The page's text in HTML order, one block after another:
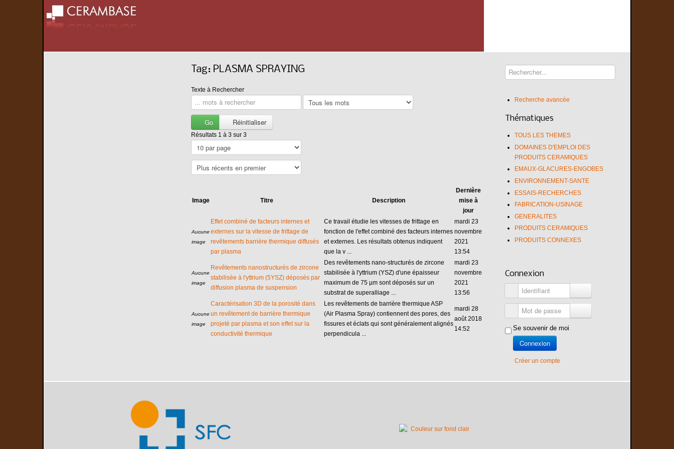
Tag: PLASMA SPRAYING
Texte à Rechercher
Go Réinitialiser
Résultats 1 à 3 sur 3
Image Titre Description
Dernière
mise à
jour
Aucune
image
Effet combiné de facteurs internes et
externes sur la vitesse de frittage de
revêtements barrière thermique diffusés
par plasma
Ce travail étudie les vitesses de frittage en
fonction de l'effet combiné des facteurs internes
et externes. Les résultats obtenus indiquent
que la v ...
mardi 23
novembre
2021
13:54
Aucune
image
Revêtements nanostructurés de zircone
stabilisée à l'yttrium (5YSZ) déposés par
diffusion plasma de suspension
Des revêtements nano-structurés de zircone
stabilisée à l'yttrium (YSZ) d'une épaisseur
maximum de 75 µm sont déposés sur un
substrat de superalliage ...
mardi 23
novembre
2021
13:56
Aucune
image
Caractérisation 3D de la porosité dans
un revêtement de barrière thermique
projeté par plasma et son effet sur la
conductivité thermique
Les revêtements de barrière thermique ASP
(Air Plasma Spray) contiennent des pores, des
fissures et éclats qui sont généralement alignés
perpendicula ...
mardi 28
août 2018
14:52
Recherche avancée
Thématiques
TOUS LES THEMES
DOMAINES D'EMPLOI DES
PRODUITS CERAMIQUES
EMAUX-GLACURES-ENGOBES
ENVIRONNEMENT-SANTE
ESSAIS-RECHERCHES
FABRICATION-USINAGE
GENERALITES
PRODUITS CERAMIQUES
PRODUITS CONNEXES
Connexion
Identifiant
Mot de passe
Se souvenir de moi
Connexion
Créer un compte